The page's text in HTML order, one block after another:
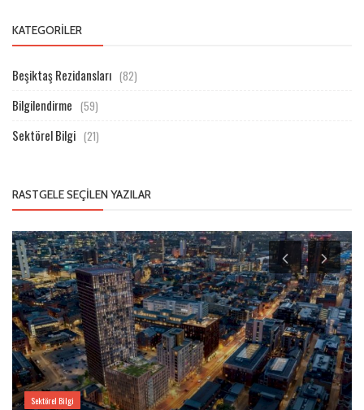
KATEGORILER
Beşiktaş Rezidansları (82)
Bilgilendirme (59)
Sektörel Bilgi (21)
RASTGELE SEÇILEN YAZILAR
Sektörel Bilgi